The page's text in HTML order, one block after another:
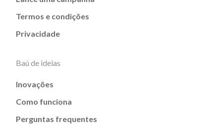
Termos e condições
Privacidade
Baú de ideias
Inovações
Como funciona
Perguntas frequentes